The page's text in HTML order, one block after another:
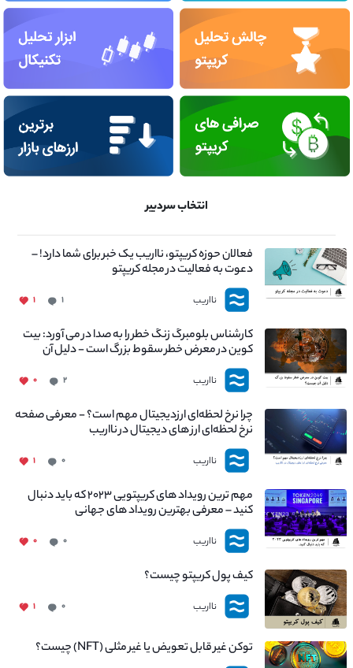
انتخاب سردبیر
فعالان حوزه کریپتو، نااریب یک خبر برای شما دارد! –
دعوت به فعالیت در مجله کریپتو
نااریب ۱ ۱
کارشناس بلومبرگ زنگ خطر را به صدا در می آورد: بیت
کوین در معرض خطر سقوط بزرگ است - دلیل آن
چیست؟
نااریب ۲ ۰
چرا نرخ لحظه‌ای ارزدیجیتال مهم است؟ - معرفی صفحه
نرخ لحظه‌ای ارز های دیجیتال در نااریب
نااریب ۰ ۱
مهم ترین رویداد های کریپتویی ۲۰۲۳ که باید دنبال
کنید – معرفی بهترین رویداد های جهانی
نااریب ۰ ۰
کیف پول کریپتو چیست؟
نااریب ۰ ۱
توکن غیر قابل تعویض یا غیر مثلی (NFT) چیست؟